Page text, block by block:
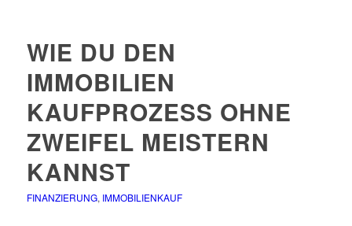
WIE DU DEN
IMMOBILIEN
KAUFPROZESS OHNE
ZWEIFEL MEISTERN
KANNST
FINANZIERUNG, IMMOBILIENKAUF